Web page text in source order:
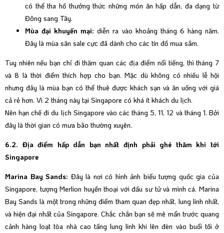
có thể tha hồ thưởng thức những món ăn hấp dẫn, đa dạng từ
Đông sang Tây.
Mùa đại khuyến mại:diễn ra vào khoảng tháng 6 hàng năm.
Đây là mùa săn sale cực đã dành cho các tín đồ mua sắm.
Tuy nhiên nếu bạn chỉ đi thăm quan các địa điểm nổi tiếng, thì tháng 7
và 8 là thời điểm thích hợp cho bạn. Mặc dù không có nhiều lễ hội
nhưng đây là mùa bạn có thể thuê được khách sạn và ăn uống với giá
cả rẻ hơn. Vì 2 tháng này tại Singapore có khá ít khách du lịch.
Nên hạn chế đi du lịch Singapore vào các tháng 5, 11, 12 và tháng 1. Bởi
đây là thời gian có mưa bão thường xuyên.
6.2. Địa điểm hấp dẫn bạn nhất định phải ghé thăm khi tới
Singapore
Marina Bay Sands: Đây là nơi có hình ảnh biểu tượng quốc gia của
Singapore, tượng Merlion huyền thoại với đầu sư tử và mình cá. Marina
Bay Sands là một trong những điểm tham quan đẹp nhất, lung linh nhất,
và hiện đại nhất của Singapore. Chắc chắn bạn sẽ mê mẩn trước quang
cảnh hàng loạt tòa nhà cao tầng lung linh khi lên đèn vào buổi tối ở